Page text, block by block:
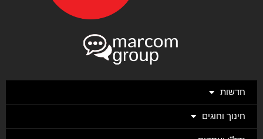
חדשות
חינוך וחוגים